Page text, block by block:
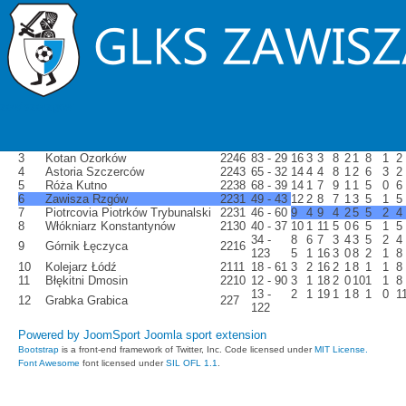
III liga kobiet 2018/2019 - TABELA
3
Kotan Ozorków 2246 83 - 29
4
Astoria Szczerców 2243 65 - 32
5
Róża Kutno 2238 68 - 39
6
Zawisza Rzgów 2231 49 - 43
7
Piotrcovia Piotrków Trybunalski 2231 46 - 60
8
Włókniarz Konstantynów 21 30 40 - 37
9
Górnik Łęczyca 2216 34 -
123
10
Kolejarz Łódź 21 11
18 - 61
11
Błękitni Dmosin 2210 12 - 90
12
Grabka Grabica 227
13 -
122
16 3 3
14 4 4
14 1 7
12 2 8
9
4 9
10 1 11
8
6 7
5
1 16
3
2 16
3
1 18
2
1 19
8 2 1
8 1 2
9 1 1
7 1 3
4 25
5 06
3 43
3 08
2 1 8
2 0 10
1
1 8
8
1
2
6
3 2
5
0 6
5
1
5
5
2 4
5
1
5
5
2 4
2
1
8
1
1
8
1
1
8
1
0
Powered by JoomSport Joomla sport extension
Bootstrap is a front-end framework of Twitter, Inc. Code licensed underMIT License.
Font Awesome font licensed underSIL OFL 1.1